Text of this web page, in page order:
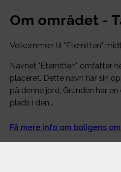
Om området -
Velkommen til "Eternitten"
Navnet "Eternitten" omfatter
placeret. Dette navn har sin
på denne jord. Grunden har
plads i den...
Få mere info om boligens